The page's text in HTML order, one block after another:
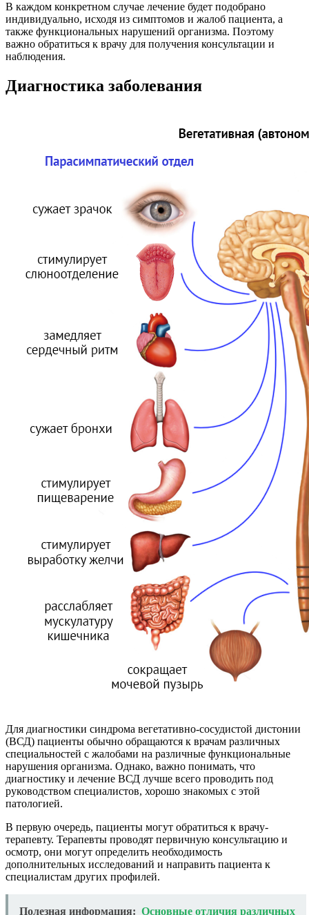
В каждом конкретном случае лечение будет подобрано
индивидуально, исходя из симптомов и жалоб пациента, а
также функциональных нарушений организма. Поэтому
важно обратиться к врачу для получения консультации и
наблюдения.
Диагностика заболевания
Для диагностики синдрома вегетативно-сосудистой дистонии
(ВСД) пациенты обычно обращаются к врачам различных
специальностей с жалобами на различные функциональные
нарушения организма. Однако, важно понимать, что
диагностику и лечение ВСД лучше всего проводить под
руководством специалистов, хорошо знакомых с этой
патологией.
В первую очередь, пациенты могут обратиться к врачу-
терапевту. Терапевты проводят первичную консультацию и
осмотр, они могут определить необходимость
дополнительных исследований и направить пациента к
специалистам других профилей.
Полезная информация: Основные отличия различных